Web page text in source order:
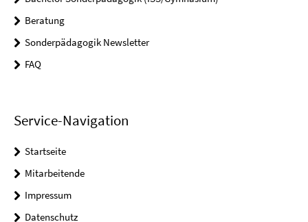
Beratung
Sonderpädagogik Newsletter
FAQ
Service-Navigation
Startseite
Mitarbeitende
Impressum
Datenschutz